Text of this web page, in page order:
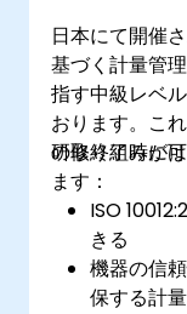
日本にて開催
基づく計量管
指す中級レベ
おります。こ
の取り組みが
研修終了時に
ます：
ISO
きる
機器の信
保する計